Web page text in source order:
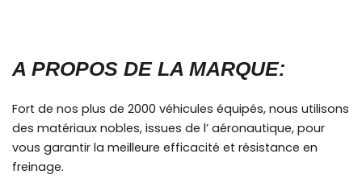
A PROPOS DE LA MARQUE:
Fort de nos plus de 2000 véhicules équipés, nous utilisons
des matériaux nobles, issues de l’ aéronautique, pour
vous garantir la meilleure efficacité et résistance en
freinage.